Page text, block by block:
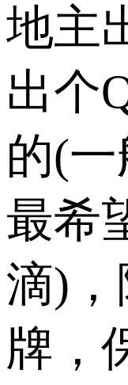
地主
出个
的(
最希
滴)，
牌，